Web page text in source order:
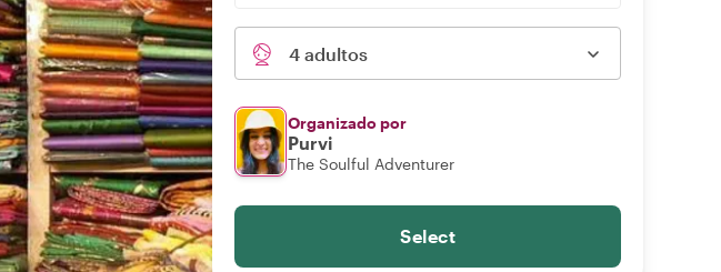
4 adultos
Organizado por
Purvi
The Soulful Adventurer
Select